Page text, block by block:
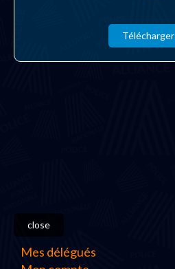
Télécharger
close
Mes délégués